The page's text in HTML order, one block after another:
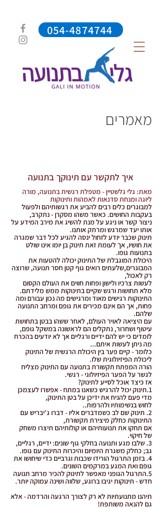
054-4874744
מאמרים
איך לתקשר עם תינוקך בתנועה
מאת: גלי גלשטיין - מטפלת רגשית בתנועה, מורה
ליוגה ומנחת סדנאות לאמהות ותינוקות
למבוגרים כלים רבים להביע את רגשותיהם ולפעול
בעקבות החושים. כאשר משהו מסקרן - נתקרב,
ניצור קשר או ניגע על מנת להשיג את מירב המידע על
אותו יעד שמרגש ומרתק אותנו.
תינוק שכבר יודע לזחול ינסה להגיע לכל דבר שמגרה
את חושיו, אך לעומת זאת תינוק בן יומו אינו שולט
בתנועות גופו.
היכולת המוגבלת של התינוק יכולה להטעות את
המבוגרים,שלעתים רואים גוף קטן חסר תנועה, שרוצה
רק לאכול,
לעשות צרכיו ולישון ופחות חווים את העולם הקסום
מלא תחושות ורגש שקיים בתינוקות ממש מלידתם.
התינוקות רגישים מאוד ומרגישים מה נכון עבורם ומה
פחות, אך הם אינם מכירים את גופם ומרחב התנועה
שלהם.
עם היציאה לאויר העולם, לאחר ששהו בבטן בתחושת
עיטוף ושחרור, נתקלים הם לראשונה במשקל גופם,
לומדים כי יש להם ידיים ורגליים אך לא יודעים בהכרח
מה ניתן לעשות איתם...
כלומר - קיים פער בין היכולת הרגשית של התינוק
ליכולת הפיזיולוגית שלו.
הורה המפתח תקשורת בתנועה עם התינוק מצליח
לגשר על הפער הפיזיולוגי - רגשי.
אז כיצד אוכל לסייע לתינוק?
1.תינוק יכול להרגיש כשאנו במתח - אפשרו לעצמכן
מדי פעם להניח את ידיכן על בטן התינוק,
לחוש בנשימותיו ולהרפות..
2. תינוק שם לב כשמדברים אליו - דברו ג'יבריש עם
התינוקות כחלק מיצירת תקשורת,
אם תחקו את תנועותיהם או קולותיהם תיצרו משחק
של חיקוי.
3. שלבו מגע ותנועה בחלקי גוף שונים: ידיים, רגליים,
גב; כחלק משגרת היומיום והיכרות התינוק עם גופו.
4. בזמן התרגול הורידו שכבות וגרביים כדי שיחושו את
גופם ואת המגע במרקמים השונים.
5.התרגול הגופני מאפשר לתינוק להכיר מרחב תנועה
חדש - תינוקות יגיבו ברוגע, שלווה ושינה עמוקה יותר.
תיהנו מתנועתיות לא רק לצורך הרגעה והרדמה - אלא
גם להנאה משותפת!